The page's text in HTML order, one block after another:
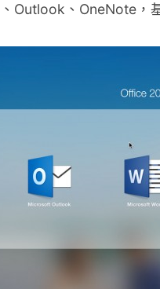
Outlook、OneNote，